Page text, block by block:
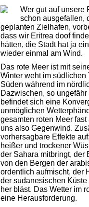
Wer gut auf unsere
schon ausgefallen,
geplanten Zielhafen,
dass wir Eritrea doof
hätten, die Stadt hat ja
wieder einmal am Wind.
Das rote Meer ist mit
Winter weht im
Süden während im
Dazwischen, so
befindet sich eine
unmöglichen
gesamten roten Meer
uns also Gegenwind.
vorhersagbare Effekte
heißer und trockener
der Sahara mitbringt, der
von den Bergen der
ordentlich aufmischt, der
der sudanesischen
her bläst. Das Wetter im
eine Herausforderung.